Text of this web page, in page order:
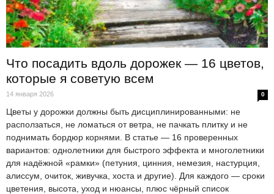
Что посадить вдоль дорожек — 16 цветов,
которые я советую всем
14 января 2026 0
Цветы у дорожки должны быть дисциплинированными: не
расползаться, не ломаться от ветра, не пачкать плитку и не
поднимать бордюр корнями. В статье — 16 проверенных
вариантов: однолетники для быстрого эффекта и многолетники
для надёжной «рамки» (петуния, цинния, немезия, настурция,
алиссум, очиток, живучка, хоста и другие). Для каждого — сроки
цветения, высота, уход и нюансы, плюс чёрный список